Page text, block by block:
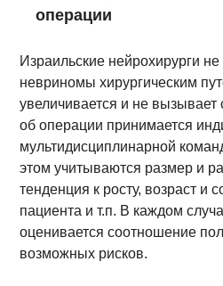
операции
Израильские нейрохирурги не
невриномы хирургическим
увеличивается и не
об операции принимается
мультидисциплинарной
этом учитываются размер и
тенденция к росту, возраст и
пациента и т.п. В каждом
оценивается соотношение
возможных рисков.